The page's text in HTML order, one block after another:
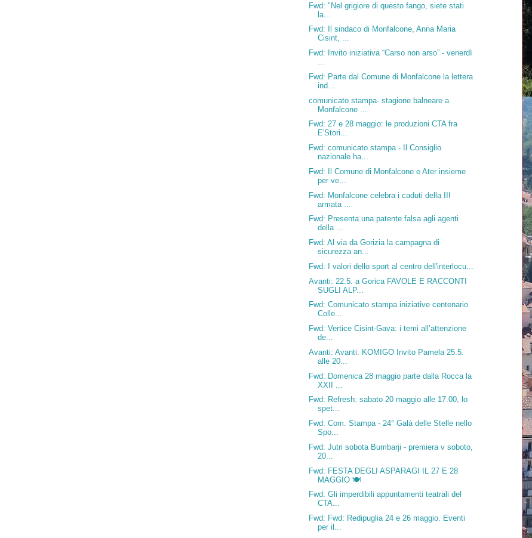
Fwd: "Nel grigiore di questo fango, siete stati
la...
Fwd: Il sindaco di Monfalcone, Anna Maria
Cisint, ...
Fwd: Invito iniziativa “Carso non arso” - venerdì
...
Fwd: Parte dal Comune di Monfalcone la lettera
ind...
comunicato stampa- stagione balneare a
Monfalcone ...
Fwd: 27 e 28 maggio: le produzioni CTA fra
E'Stori...
Fwd: comunicato stampa - Il Consiglio
nazionale ha...
Fwd: Il Comune di Monfalcone e Ater insieme
per ve...
Fwd: Monfalcone celebra i caduti della III
armata ...
Fwd: Presenta una patente falsa agli agenti
della ...
Fwd: Al via da Gorizia la campagna di
sicurezza an...
Fwd: I valori dello sport al centro dell'interlocu...
Avanti: 22.5. a Gorica FAVOLE E RACCONTI
SUGLI ALP...
Fwd: Comunicato stampa iniziative centenario
Colle...
Fwd: Vertice Cisint-Gava: i temi all’attenzione
de...
Avanti: Avanti: KOMIGO Invito Pamela 25.5.
alle 20...
Fwd: Domenica 28 maggio parte dalla Rocca la
XXII ...
Fwd: Refresh: sabato 20 maggio alle 17.00, lo
spet...
Fwd: Com. Stampa - 24° Galà delle Stelle nello
Spo...
Fwd: Jutri sobota Bumbarji - premiera v soboto,
20...
Fwd: FESTA DEGLI ASPARAGI IL 27 E 28
MAGGIO 🍽️
Fwd: Gli imperdibili appuntamenti teatrali del
CTA...
Fwd: Fwd: Redipuglia 24 e 26 maggio. Eventi
per il...